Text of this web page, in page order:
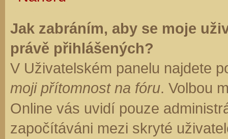
Jak zabráním, aby se moje
právě přihlášených?
V Uživatelském panelu najdete
moji přítomnost na fóru. Volbou
Online vás uvidí pouze
započítáváni mezi skryté